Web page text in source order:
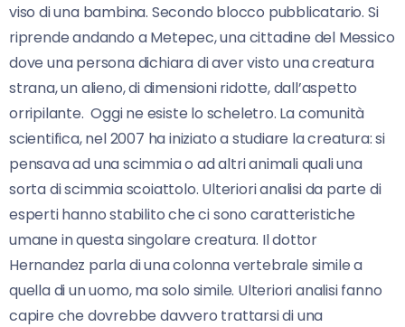
viso di una bambina. Secondo blocco pubblicatario. Si
riprende andando a Metepec, una cittadine del Messico
dove una persona dichiara di aver visto una creatura
strana, un alieno, di dimensioni ridotte, dall’aspetto
orripilante. Oggi ne esiste lo scheletro. La comunità
scientifica, nel 2007 ha iniziato a studiare la creatura: si
pensava ad una scimmia o ad altri animali quali una
sorta di scimmia scoiattolo. Ulteriori analisi da parte di
esperti hanno stabilito che ci sono caratteristiche
umane in questa singolare creatura. Il dottor
Hernandez parla di una colonna vertebrale simile a
quella di un uomo, ma solo simile. Ulteriori analisi fanno
capire che dovrebbe davvero trattarsi di una